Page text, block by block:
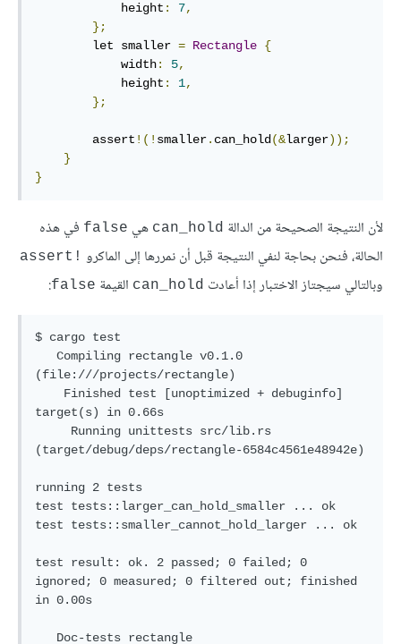
            height
: 7,
};
        let smaller
= Rectangle {
            width
: 5,
            height
: 1,
};
        assert
!(! smaller. can_hold(&larger));
}
}
لأن النتيجة الصحيحة من الدالة can_hold هي false في هذه
الحالة، فنحن بحاجة لنفي النتيجة قبل أن نمررها إلى الماكرو assert!‎
وبالتالي سيجتاز الاختبار إذا أعادت can_hold القيمة false
:
$ cargo test
(file:///projects/rectangle)
target(s) in 0.66s
(target/debug/deps/rectangle-6584c4561e48942e)
running 2 tests
test tests::larger_can_hold_smaller ... ok
test tests::smaller_cannot_hold_larger ... ok
test result: ok. 2 passed; 0 failed; 0
ignored; 0 measured; 0 filtered out; finished
in 0.00s